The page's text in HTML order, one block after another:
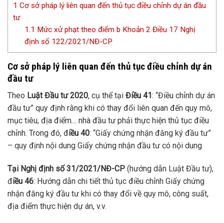
1 Cơ sở pháp lý liên quan đến thủ tục điều chỉnh dự án đầu
tư
1.1 Mức xử phạt theo điểm b Khoản 2 Điều 17 Nghị
định số 122/2021/NĐ-CP
Cơ sở pháp lý liên quan đến thủ tục điều chỉnh dự án
đầu tư
Theo Luật Đầu tư 2020, cụ thể tại Điều 41 : “Điều chỉnh dự án
đầu tư” quy định rằng khi có thay đổi liên quan đến quy mô,
mục tiêu, địa điểm… nhà đầu tư phải thực hiện thủ tục điều
chỉnh. Trong đó, điều 40: “Giấy chứng nhận đăng ký đầu tư”
– quy định nội dung Giấy chứng nhận đầu tư có nội dung
Tại Nghị định số 31/2021/NĐ-CP (hướng dẫn Luật Đầu tư),
điều 46: Hướng dẫn chi tiết thủ tục điều chỉnh Giấy chứng
nhận đăng ký đầu tư khi có thay đổi về quy mô, công suất,
địa điểm thực hiện dự án, v.v.